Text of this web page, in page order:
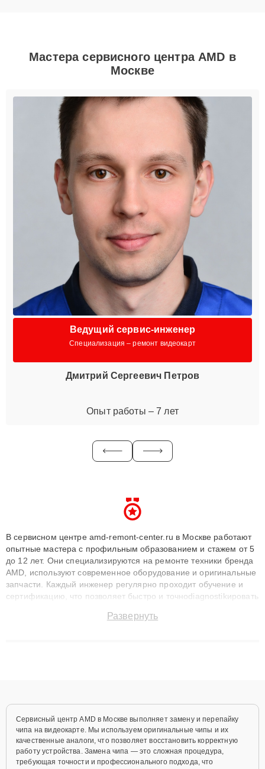
Мастера сервисного центра AMD в
Москве
Ведущий сервис-инженер
Специализация – ремонт видеокарт
Дмитрий Сергеевич Петров
Опыт работы – 7 лет
В сервисном центре amd-remont-center.ru в Москве работают
опытные мастера с профильным образованием и стажем от 5
до 12 лет. Они специализируются на ремонте техники бренда
AMD, используют современное оборудование и оригинальные
запчасти. Каждый инженер регулярно проходит обучение и
сертификацию, что позволяет быстро и точноdiagnostikировать
до 3 лет. Наши мастера решают сложные случаи: от замены
Развернуть
Сервисный центр AMD в Москве выполняет замену и перепайку
чипа на видеокарте. Мы используем оригинальные чипы и их
качественные аналоги, что позволяет восстановить корректную
работу устройства. Замена чипа — это сложная процедура,
требующая точности и профессионального подхода, что